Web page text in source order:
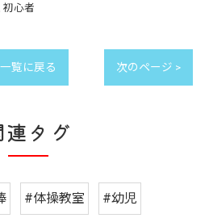
初心者
一覧に戻る 次のページ >
連タグ
#体操教室 #幼児